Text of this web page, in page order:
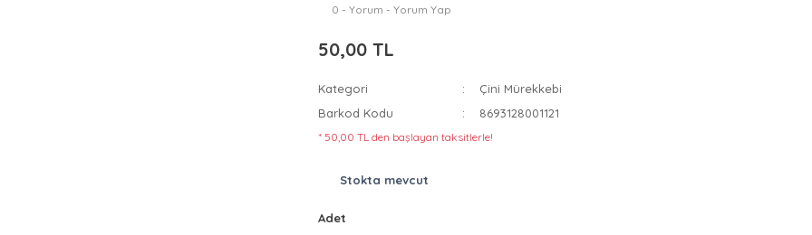
0 - Yorum - Yorum Yap
50,00 TL
Kategori
Çini Mürekkebi
Barkod Kodu
8693128001121
* 50,00 TL den başlayan taksitlerle!
Stokta mevcut
Adet